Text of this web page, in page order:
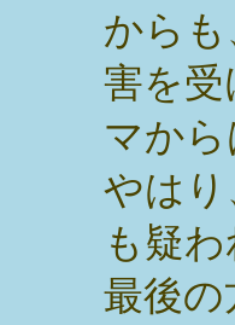
から
害を
マか
やは
も疑
最後